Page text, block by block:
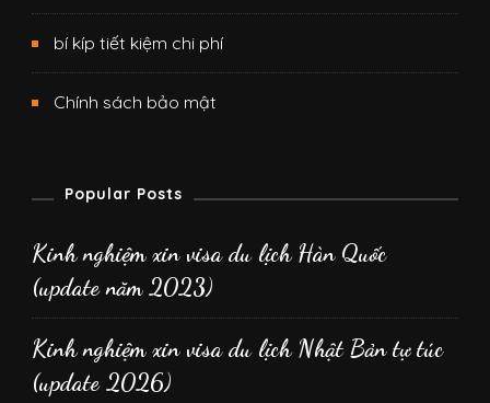
bí kíp tiết kiệm chi phí
Chính sách bảo mật
Popular Posts
Kinh nghiệm xin visa du lịch Hàn Quốc
(update năm 2023)
Kinh nghiệm xin visa du lịch Nhật Bản tự túc
(update 2026)